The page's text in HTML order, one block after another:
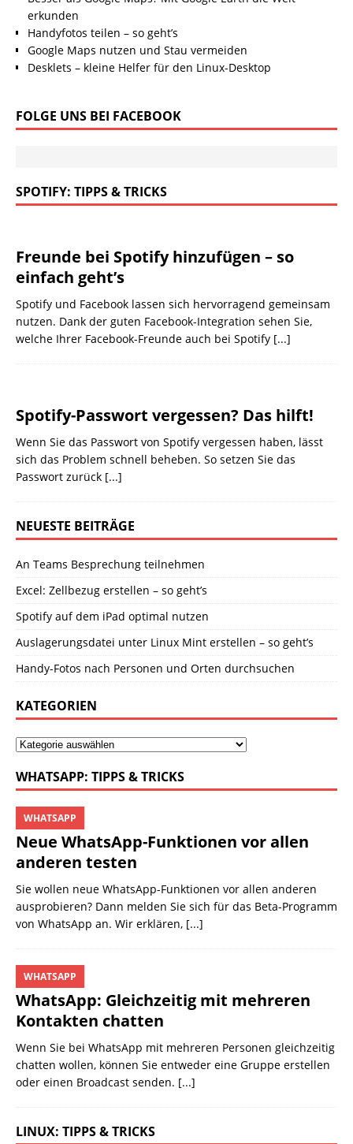
erkunden
Handyfotos teilen – so geht’s
Google Maps nutzen und Stau vermeiden
Desklets – kleine Helfer für den Linux-Desktop
FOLGE UNS BEI FACEBOOK
SPOTIFY: TIPPS & TRICKS
Freunde bei Spotify hinzufügen – so
einfach geht’s
Spotify und Facebook lassen sich hervorragend gemeinsam
nutzen. Dank der guten Facebook-Integration sehen Sie,
welche Ihrer Facebook-Freunde auch bei Spotify [...]
Spotify-Passwort vergessen? Das hilft!
Wenn Sie das Passwort von Spotify vergessen haben, lässt
sich das Problem schnell beheben. So setzen Sie das
Passwort zurück [...]
NEUESTE BEITRÄGE
An Teams Besprechung teilnehmen
Excel: Zellbezug erstellen – so geht’s
Spotify auf dem iPad optimal nutzen
Auslagerungsdatei unter Linux Mint erstellen – so geht’s
Handy-Fotos nach Personen und Orten durchsuchen
KATEGORIEN
WHATSAPP: TIPPS & TRICKS
Neue WhatsApp-Funktionen vor allen
anderen testen
WHATSAPP
Sie wollen neue WhatsApp-Funktionen vor allen anderen
ausprobieren? Dann melden Sie sich für das Beta-Programm
von WhatsApp an. Wir erklären, [...]
WhatsApp: Gleichzeitig mit mehreren
Kontakten chatten
WHATSAPP
Wenn Sie bei WhatsApp mit mehreren Personen gleichzeitig
chatten wollen, können Sie entweder eine Gruppe erstellen
oder einen Broadcast senden. [...]
LINUX: TIPPS & TRICKS